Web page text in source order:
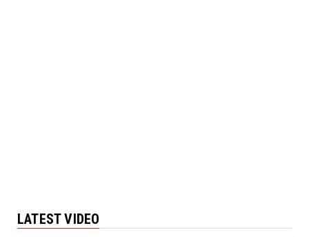
LATEST VIDEO